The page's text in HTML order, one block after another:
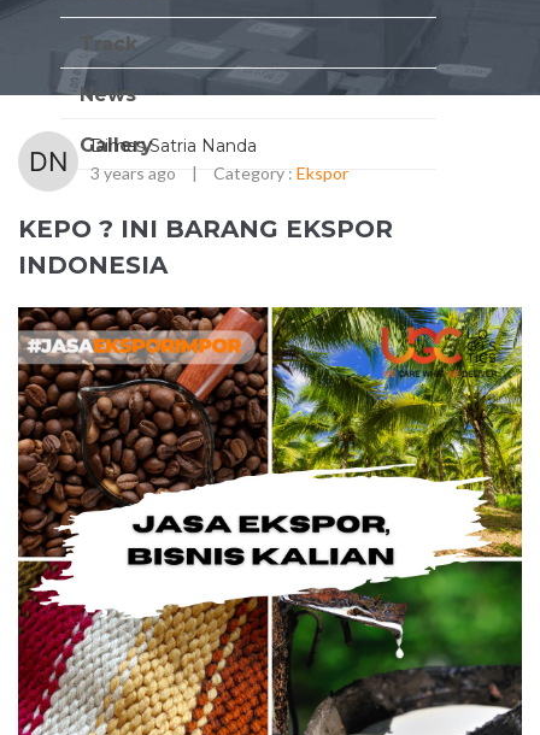
Track
News
Gallery
Dimas Satria Nanda
3 years ago | Category : Ekspor
KEPO ? INI BARANG EKSPOR
INDONESIA